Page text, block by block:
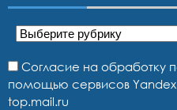
Рубрики
Согласие на обработку
помощью сервисов
top.mail.ru